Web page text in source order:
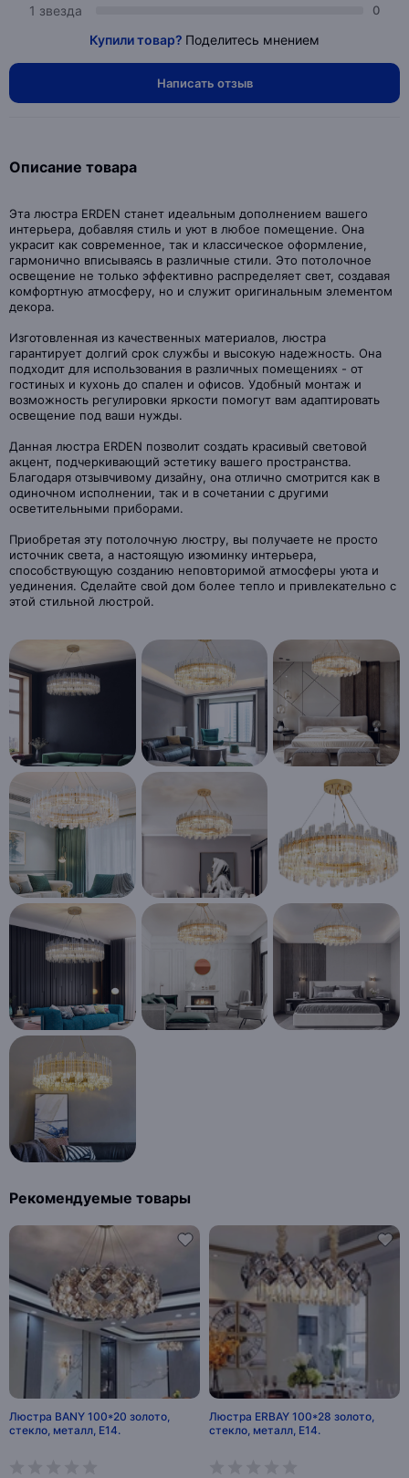
1 звезда 0
Купили товар? Поделитесь мнением
Написать отзыв
Описание товара
Эта люстра ERDEN станет идеальным дополнением вашего
интерьера, добавляя стиль и уют в любое помещение. Она
украсит как современное, так и классическое оформление,
гармонично вписываясь в различные стили. Это потолочное
освещение не только эффективно распределяет свет, создавая
комфортную атмосферу, но и служит оригинальным элементом
декора.
Изготовленная из качественных материалов, люстра
гарантирует долгий срок службы и высокую надежность. Она
подходит для использования в различных помещениях - от
гостиных и кухонь до спален и офисов. Удобный монтаж и
возможность регулировки яркости помогут вам адаптировать
освещение под ваши нужды.
Данная люстра ERDEN позволит создать красивый световой
акцент, подчеркивающий эстетику вашего пространства.
Благодаря отзывчивому дизайну, она отлично смотрится как в
одиночном исполнении, так и в сочетании с другими
осветительными приборами.
Приобретая эту потолочную люстру, вы получаете не просто
источник света, а настоящую изюминку интерьера,
способствующую созданию неповторимой атмосферы уюта и
уединения. Сделайте свой дом более тепло и привлекательно с
этой стильной люстрой.
Рекомендуемые товары
Люстра BANY 100*20 золото,
стекло, металл, Е14.
Люстра ERBAY 100*28 золото,
стекло, металл, Е14.